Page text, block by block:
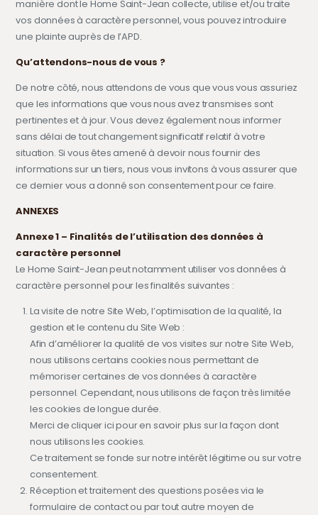
manière dont le Home Saint-Jean collecte, utilise et/ou traite
vos données à caractère personnel, vous pouvez introduire
une plainte auprès de l’APD.
Qu’attendons-nous de vous ?
De notre côté, nous attendons de vous que vous vous assuriez
que les informations que vous nous avez transmises sont
pertinentes et à jour. Vous devez également nous informer
sans délai de tout changement significatif relatif à votre
situation. Si vous êtes amené à devoir nous fournir des
informations sur un tiers, nous vous invitons à vous assurer que
ce dernier vous a donné son consentement pour ce faire.
ANNEXES
Annexe 1 – Finalités de l’utilisation des données à
caractère personnel
Le Home Saint-Jean peut notamment utiliser vos données à
caractère personnel pour les finalités suivantes :
La visite de notre Site Web, l’optimisation de la qualité, la
gestion et le contenu du Site Web :
Afin d’améliorer la qualité de vos visites sur notre Site Web,
nous utilisons certains cookies nous permettant de
mémoriser certaines de vos données à caractère
personnel. Cependant, nous utilisons de façon très limitée
les cookies de longue durée.
Merci de cliquer ici pour en savoir plus sur la façon dont
nous utilisons les cookies.
Ce traitement se fonde sur notre intérêt légitime ou sur votre
consentement.
Réception et traitement des questions posées via le
formulaire de contact ou par tout autre moyen de